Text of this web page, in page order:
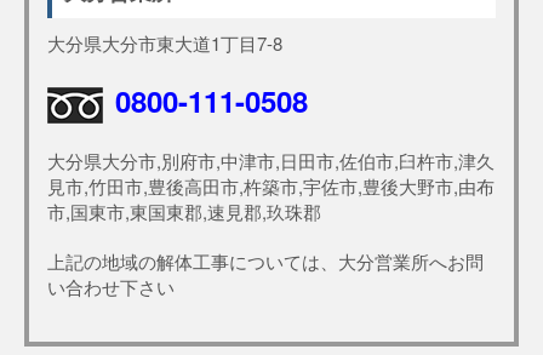
大分県大分市東大道1丁目7-8
0800-111-0508
大分県大分市,別府市,中津市,日田市,佐伯市,臼杵市,津久
見市,竹田市,豊後高田市,杵築市,宇佐市,豊後大野市,由布
市,国東市,東国東郡,速見郡,玖珠郡
上記の地域の解体工事については、大分営業所へお問
い合わせ下さい